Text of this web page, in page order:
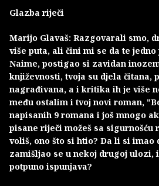
Glazba riječi
Marijo Glavaš: Razgovarali smo,
više puta, ali čini mi se da te jedno
Naime, postigao si zavidan
književnosti, tvoja su djela čitana,
nagrađivana, a i kritika ih je više
među ostalim i tvoj novi roman,
napisanih 9 romana i još mnogo
pisane riječi možeš sa sigurnošću
voliš, ono što si htio? Da li si
zamišljao se u nekoj drugoj ulozi,
potpuno ispunjava?